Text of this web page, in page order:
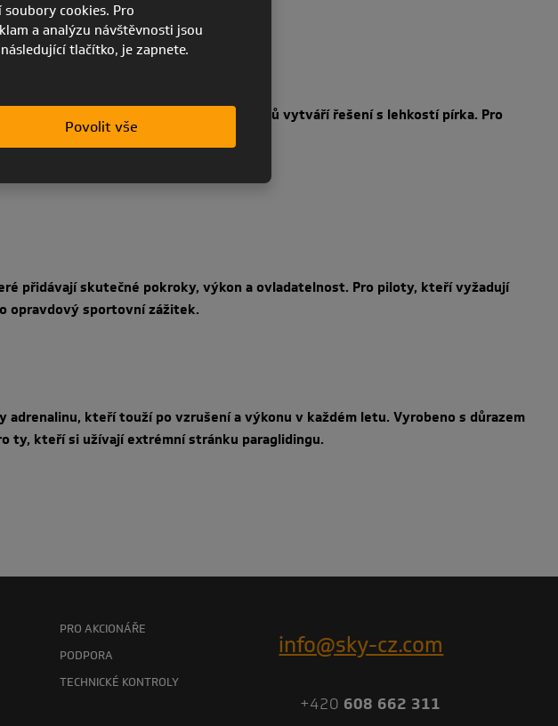
materiálu, designu a inovativních postupů vytváří řešení s lehkostí pírka. Pro
až po hike
fly atlety.
přidávají skutečné pokroky, výkon a ovladatelnost. Pro piloty, kteří vyžadují
opravdový sportovní zážitek.
adrenalinu, kteří touží po vzrušení a výkonu v každém letu. Vyrobeno s důrazem
ty, kteří si užívají extrémní stránku paraglidingu.
PRO AKCIONÁŘE
PODPORA
TECHNICKÉ KONTROLY
info@sky-cz.com
+420 608 662 311
cookies. Pro
a analýzu návštěvnosti jsou
tlačítko, je zapnete.
Povolit vše